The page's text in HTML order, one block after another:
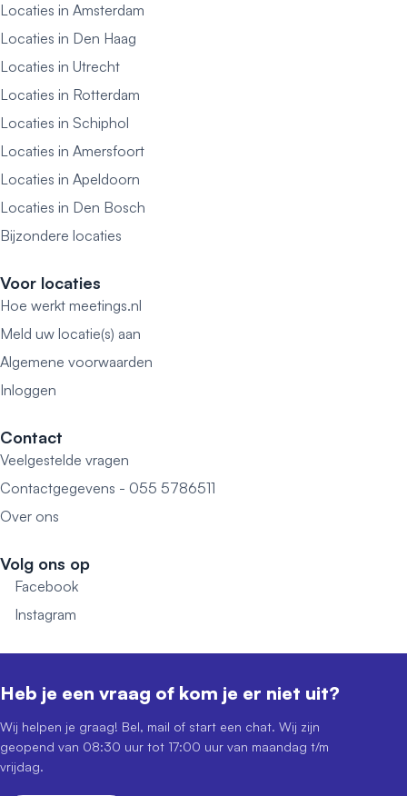
Locaties in Amsterdam
Locaties in Den Haag
Locaties in Utrecht
Locaties in Rotterdam
Locaties in Schiphol
Locaties in Amersfoort
Locaties in Apeldoorn
Locaties in Den Bosch
Bijzondere locaties
Voor locaties
Hoe werkt meetings.nl
Meld uw locatie(s) aan
Algemene voorwaarden
Inloggen
Contact
Veelgestelde vragen
Contactgegevens - 055 5786511
Over ons
Volg ons op
Facebook
Instagram
Heb je een vraag of kom je er niet uit?
Wij helpen je graag! Bel, mail of start een chat. Wij zijn
geopend van 08:30 uur tot 17:00 uur van maandag t/m
vrijdag.